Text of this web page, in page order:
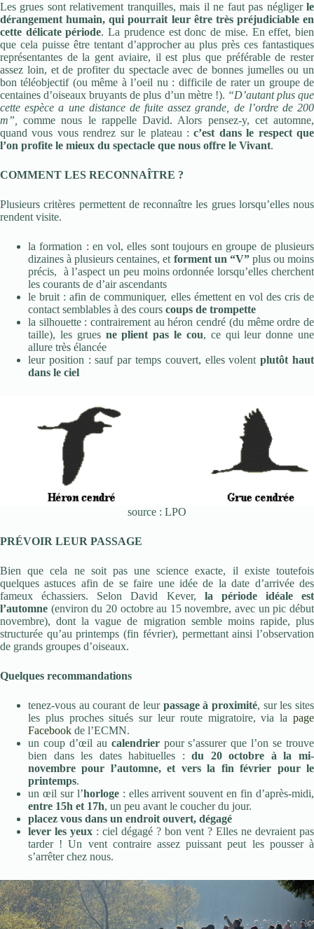
Les grues sont relativement tranquilles, mais il ne faut pas négligerle
dérangement humain, qui pourrait leur être très préjudiciable en
cette délicate période. La prudence est donc de mise. En effet, bien
que cela puisse être tentant d’approcher au plus près ces fantastiques
représentantes de la gent aviaire, il est plus que préférable de rester
assez loin, et de profiter du spectacle avec de bonnes jumelles ou un
bon téléobjectif (ou même à l’oeil nu : difficile de rater un groupe de
centaines d’oiseaux bruyants de plus d’un mètre !). “D’autant plus que
cette espèce a une distance de fuite assez grande, de l’ordre de 200
m”,comme nous le rappelle David. Alors pensez-y, cet automne,
quand vous vous rendrez sur le plateau : c’est dans le respect que
l’on profite le mieux du spectacle que nous offre le Vivant.
COMMENT LES RECONNAÎTRE ?
Plusieurs critères permettent de reconnaître les grues lorsqu’elles nous
rendent visite.
la formation : en vol, elles sont toujours en groupe de plusieurs
dizaines à plusieurs centaines, et forment un “V”plus ou moins
précis, à l’aspect un peu moins ordonnée lorsqu’elles cherchent
les courants de d’air ascendants
le bruit : afin de communiquer, elles émettent en vol des cris de
contact semblables à des cours coups de trompette
la silhouette : contrairement au héron cendré (du même ordre de
taille), les grues ne plient pas le cou, ce qui leur donne une
allure très élancée
leur position : sauf par temps couvert, elles volent plutôt haut
dans le ciel
source : LPO
PRÉVOIR LEUR PASSAGE
Bien que cela ne soit pas une science exacte, il existe toutefois
quelques astuces afin de se faire une idée de la date d’arrivée des
fameux échassiers. Selon David Kever, la période idéale est
l’automne (environ du 20 octobre au 15 novembre, avec un pic début
novembre), dont la vague de migration semble moins rapide, plus
structurée qu’au printemps (fin février), permettant ainsi l’observation
de grands groupes d’oiseaux.
Quelques recommandations
tenez-vous au courant de leur passage à proximité, sur les sites
les plus proches situés sur leur route migratoire, via la page
Facebook de l’ECMN.
un coup d’œil au calendrierpour s’assurer que l’on se trouve
bien dans les dates habituelles :du 20 octobre à la mi-
novembre pour l’automne, et vers la fin février pour le
printemps.
un œil sur l’horloge: elles arrivent souvent en fin d’après-midi,
entre 15h et 17h, un peu avant le coucher du jour.
placez vous dans un endroit ouvert, dégagé
lever les yeux : ciel dégagé ? bon vent ? Elles ne devraient pas
tarder ! Un vent contraire assez puissant peut les pousser à
s’arrêter chez nous.